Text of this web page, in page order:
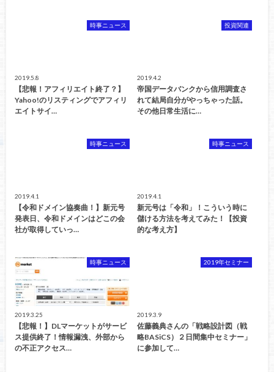
時事ニュース
2019.5.8
【悲報！アフィリエイト終了？】
Yahoo!のリスティングでアフィリ
エイトサイ…
投資関連
2019.4.2
帝国データバンクから信用調査さ
れて結局自分がやっちゃった話。
その他日常生活に…
時事ニュース
2019.4.1
【令和ドメイン協奏曲！】新元号
発表日、令和ドメインはどこの会
社が取得していっ…
時事ニュース
2019.4.1
新元号は「令和」！こういう時に
儲ける方法を考えてみた！【投資
的な考え方】
時事ニュース
2019.3.25
【悲報！】DLマーケットがサービ
ス提供終了！情報漏洩、外部から
の不正アクセス…
2019年セミナー
2019.3.9
佐藤義典さんの「戦略設計図（戦
略BASiCS）２日間集中セミナー」
に参加して…